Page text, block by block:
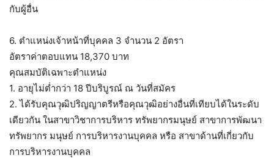
กับผู้อื่น
6. ตำแหน่งเจ้าหน้าที่บุคคล 3 จำนวน 2 อัตรา
อัตราค่าตอบแทน 18,370 บาท
คุณสมบัติเฉพาะตำแหน่ง
1. อายุไม่ต่ำกว่า 18 ปีบริบูรณ์ ณ วันที่สมัคร
2. ได้รับคุณวุฒิปริญญาตรีหรือคุณวุฒิอย่างอื่นที่เทียบได้ในระดับ
เดียวกัน ในสาขาวิชาการบริหาร ทรัพยากรมนุษย์ สาขาการพัฒนา
ทรัพยากร มนุษย์ การบริหารงานบุคคล หรือ สาขาด้านที่เกี่ยวกับ
การบริหารงานบุคคล